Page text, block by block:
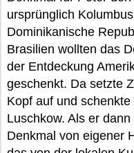
ursprünglich
Dominikanische
Brasilien wollten das
der Entdeckung
geschenkt. Da setzte
Kopf auf und
Luschkow. Als er
Denkmal von eigener